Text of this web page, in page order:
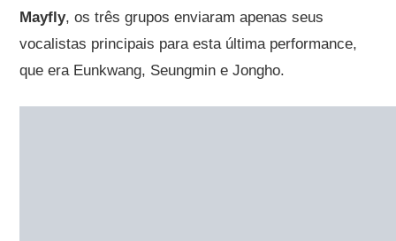
Mayfly, os três grupos enviaram apenas seus
vocalistas principais para esta última performance,
que era Eunkwang, Seungmin e Jongho.